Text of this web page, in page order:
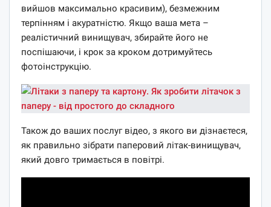
вийшов максимально красивим), безмежним
терпінням і акуратністю. Якщо ваша мета –
реалістичний винищувач, збирайте його не
поспішаючи, і крок за кроком дотримуйтесь
фотоінструкцію.
Також до ваших послуг відео, з якого ви дізнаєтеся,
як правильно зібрати паперовий літак-винищувач,
який довго тримається в повітрі.